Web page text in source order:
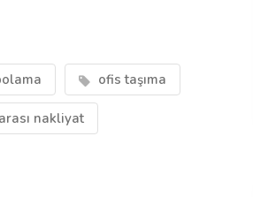
ofis taşıma
nakliyat